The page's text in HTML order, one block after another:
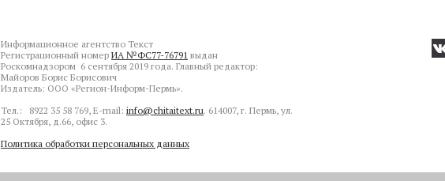
Информационное агентство Текст
Регистрационный номер ИА №ФС77-76791 выдан
Роскомнадзором 6 сентября 2019 года. Главный редактор:
Майоров Борис Борисович
Издатель: ООО «Регион-Информ-Пермь».
Тел.: 8922 35 58 769, E-mail: info@chitaitext.ru. 614007, г. Пермь, ул.
25 Октября, д.66, офис 3.
Политика обработки персональных данных